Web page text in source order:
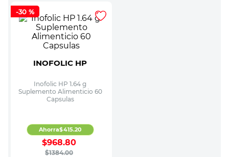
-30 %
INOFOLIC HP
Inofolic HP 1.64 g
Suplemento Alimenticio 60
Capsulas
$1384.00
$968.80
Ahorra$415.20